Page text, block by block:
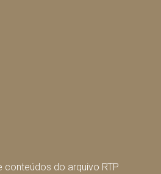
conteúdos do arquivo RTP